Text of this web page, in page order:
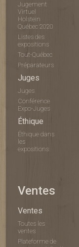
Jugement
Virtuel
Holstein
Québec 2020
Listes des
expositions
Tout-Québec
Préparateurs
Juges
Juges
Conférence
Expo-Juges
Éthique
Éthique dans
les
expositions
Ventes
Ventes
Toutes les
ventes
Plateforme de